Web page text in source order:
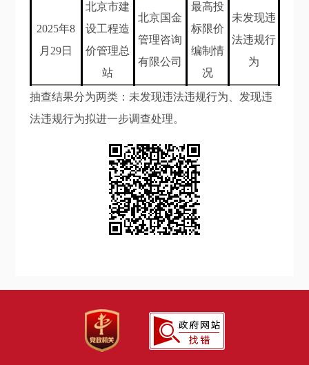
2025年8
月29日
北京市建
设工程造
价管理总
站
北京国金
管理咨询
有限公司
最高投
标限价
编制情
况
未发现违
法违规行
为
抽查结果分为两类：未发现违法违规行为、发现违
法违规行为拟进一步调查处理。